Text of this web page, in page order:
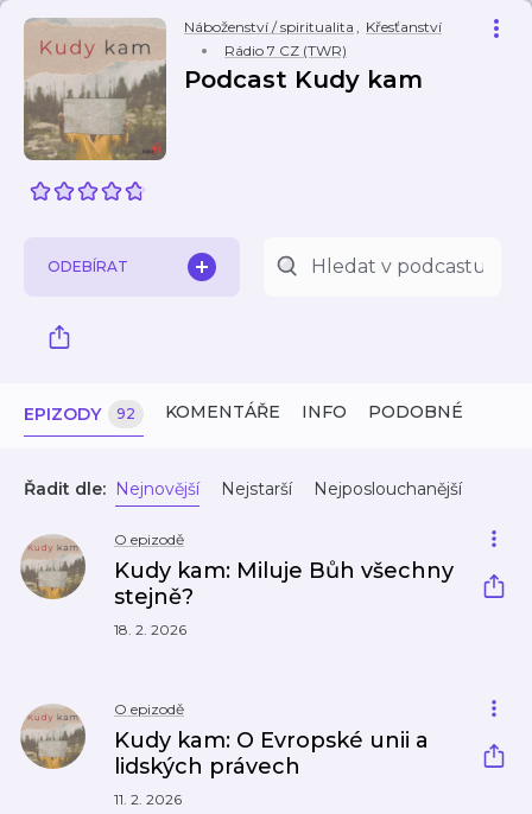
Náboženství / spiritualita , Křesťanství
Rádio 7 CZ (TWR)
Podcast Kudy kam
ODEBÍRAT
EPIZODY 92 KOMENTÁŘE INFO PODOBNÉ
Řadit dle: Nejnovější Nejstarší Nejposlouchanější
O epizodě
Kudy kam: Miluje Bůh všechny
stejně?
18. 2. 2026
O epizodě
Kudy kam: O Evropské unii a
lidských právech
11. 2. 2026